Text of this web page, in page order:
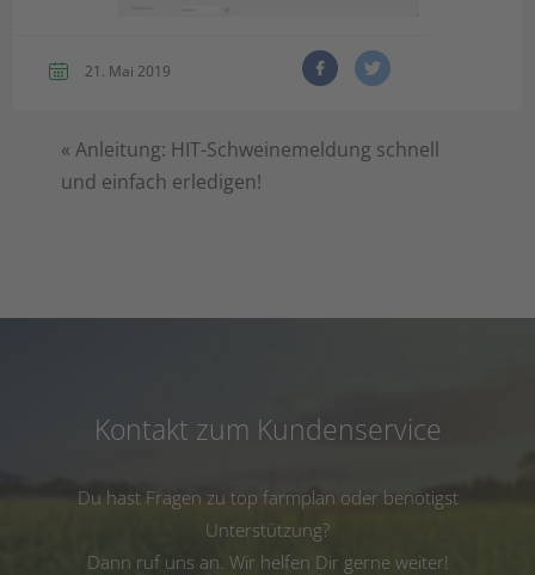
21. Mai 2019
«Anleitung: HIT-Schweinemeldung schnell
und einfach erledigen!
Kontakt zum Kundenservice
Du hast Fragen zu top farmplan oder benötigst
Unterstützung?
Dann ruf uns an. Wir helfen Dir gerne weiter!